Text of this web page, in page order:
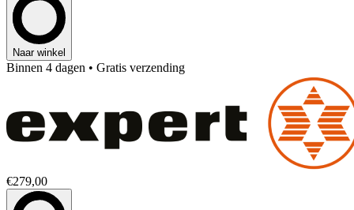
Naar winkel
Binnen 4 dagen • Gratis verzending
€279,00